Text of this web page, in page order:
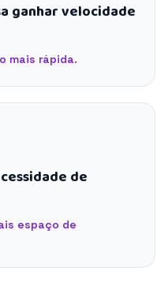
ganhar velocidade
mais rápida.
de
espaço de